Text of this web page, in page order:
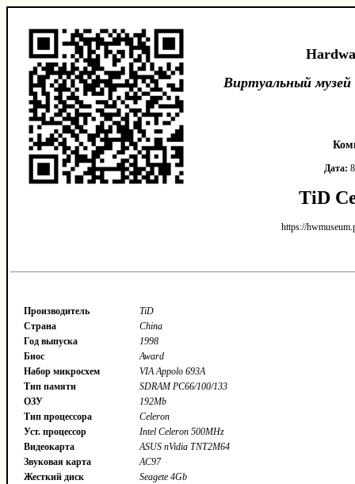
Виртуальный
Дата:
TiD
https://
Производитель
TiD
Страна
China
Год выпуска
1998
Биос
Award
Набор микросхем
VIA Appolo 693A
Тип памяти
SDRAM PC66/100/133
ОЗУ
192Mb
Тип процессора
Celeron
Уст. процессор
Intel Celeron 500MHz
Видеокарта
ASUS nVidia TNT2M64
Звуковая карта
AC97
Жесткий диск
Seagete 4Gb